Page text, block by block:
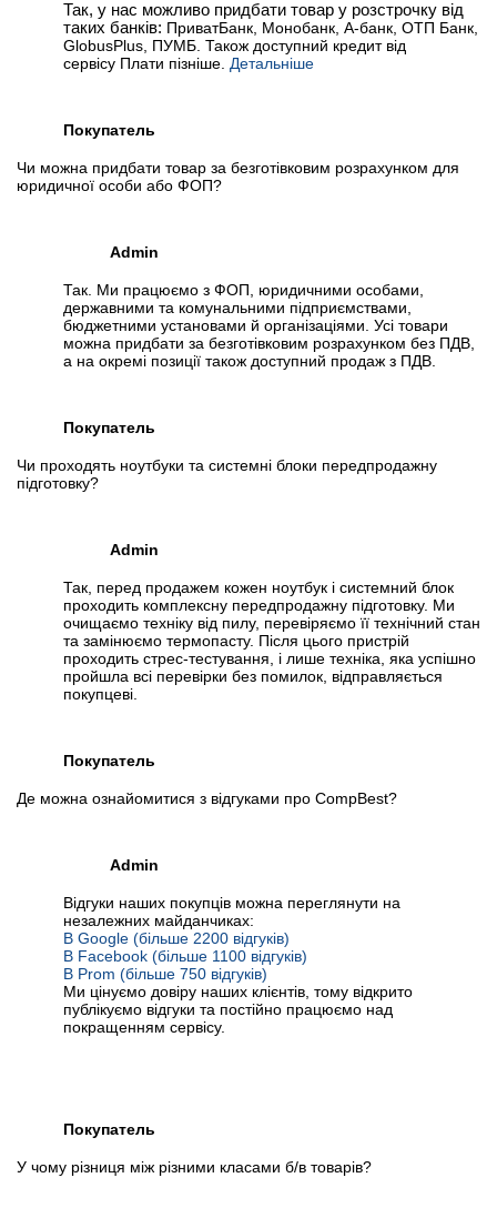
Так, у нас можливо придбати товар у розстрочку від
таких банків: ПриватБанк, Монобанк, А-банк, ОТП Банк,
GlobusPlus, ПУМБ. Також доступний кредит від
сервісу Плати пізніше. Детальніше
Покупатель
Чи можна придбати товар за безготівковим розрахунком для
юридичної особи або ФОП?
Admin
Так. Ми працюємо з ФОП, юридичними особами,
державними та комунальними підприємствами,
бюджетними установами й організаціями. Усі товари
можна придбати за безготівковим розрахунком без ПДВ,
а на окремі позиції також доступний продаж з ПДВ.
Покупатель
Чи проходять ноутбуки та системні блоки передпродажну
підготовку?
Admin
Так, перед продажем кожен ноутбук і системний блок
проходить комплексну передпродажну підготовку. Ми
очищаємо техніку від пилу, перевіряємо її технічний стан
та замінюємо термопасту. Після цього пристрій
проходить стрес-тестування, і лише техніка, яка успішно
пройшла всі перевірки без помилок, відправляється
покупцеві.
Покупатель
Де можна ознайомитися з відгуками про CompBest?
Admin
Відгуки наших покупців можна переглянути на
незалежних майданчиках:
В Google (більше 2200 відгуків)
В Facebook (більше 1100 відгуків)
В Prom (більше 750 відгуків)
Ми цінуємо довіру наших клієнтів, тому відкрито
публікуємо відгуки та постійно працюємо над
покращенням сервісу.
Покупатель
У чому різниця між різними класами б/в товарів?